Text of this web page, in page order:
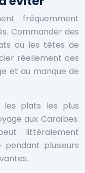
fréquemment
Commander des
ou les têtes de
réellement ces
et au manque de
plats les plus
aux Caraïbes.
littéralement
plusieurs